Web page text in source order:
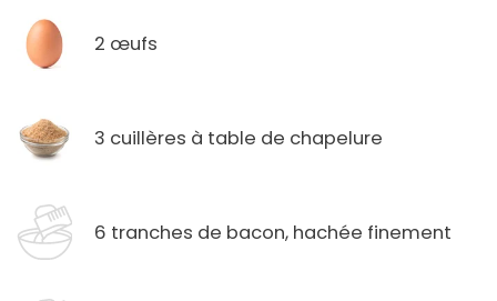
2 œufs
3 cuillères à table de chapelure
6 tranches de bacon, hachée finement